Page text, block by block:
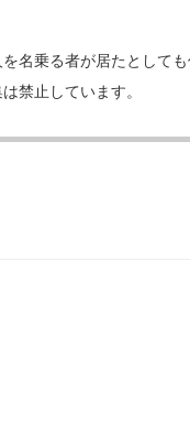
名乗る者が居たとして
禁止しています。